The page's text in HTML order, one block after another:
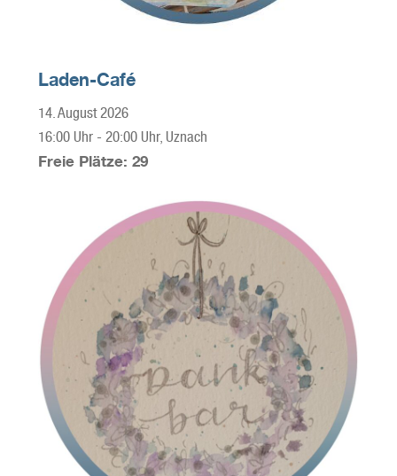
Laden-Café
14. August 2026
16:00 Uhr- 20:00 Uhr, Uznach
Freie Plätze: 29